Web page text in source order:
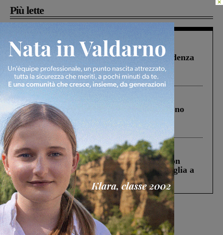
Più lette
Figline Incisa Valdarno 1 Agosto 2026
Piscina di Figline finanziata oltre la scadenza
Pnrr, il gruppo di Fratelli d’Italia: “Un
ringraziamento al Governo”
Cronaca 4 Agosto 2026
Un anno fa la strage in A1 in cui morirono
Gianni, Giulia e Franco. Lo schianto, il
processo, lo stop ai sorpassi fra tir....
Cronaca 3 Agosto 2026
Scomparso da una struttura di Castiglion
Fiorentino l’uomo che aveva ucciso la figlia a
Levane nel 2020